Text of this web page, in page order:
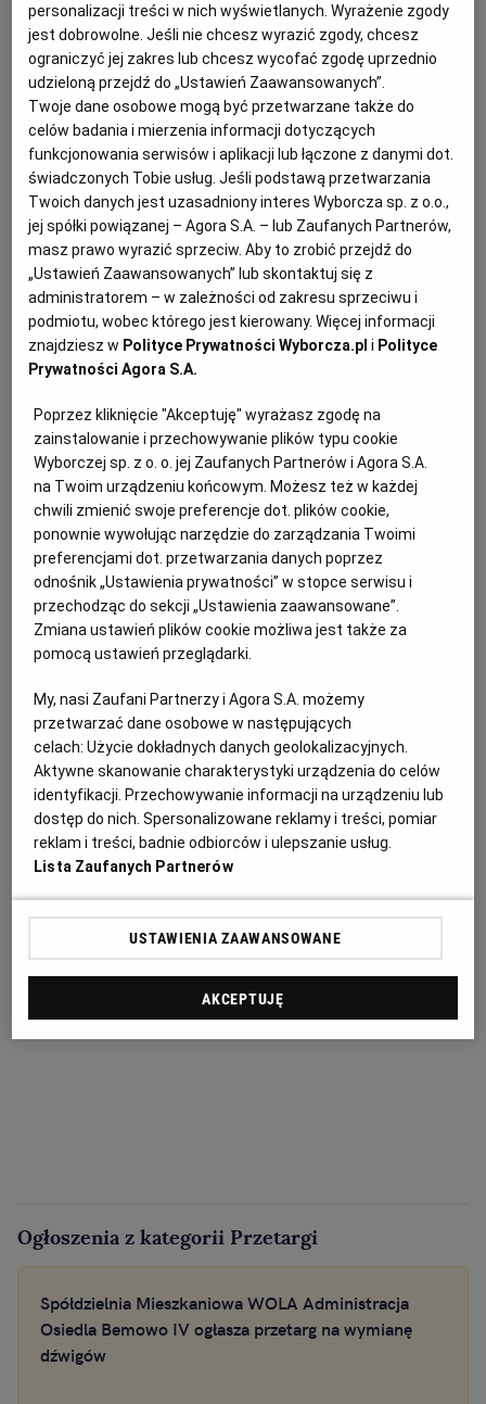
Z dniem 18 kwietnia 2019 roku wchodzi w życie
ustawa o elektronicznym fakturowaniu w
zamówieniach publicznych, koncesjach na roboty
budowlane lub usługi oraz partnerstwie publiczno –
prywatnym[1].
Wyżej wskazana ustawa wprowadza do polskiego
porządku prawnego przepisy dyrektywy
Parlamentu Europejskiego i Rady 2014/55/UE z
dnia 16 kwietnia 2014 r. w sprawie fakturowania
elektronicznego wzamówieniach publicznych.
Głównym celem dyrektywy jest usunięcie bądź
ograniczenie barier dla handlu transgranicznego,
wynikających ze współistnienia wielu wymogów
prawnych i norm technicznych dotyczących
fakturowania elektronicznego oraz braku ich
interoperacyjności. Cel ten ma zostać osiągnięty
przez zobowiązanie organów administracji
publicznej wszystkich szczebli do akceptowania
ustrukturyzowanych faktur w postaci elektronicznej
które są wystawiane przezwykonawców
z realizacją umów zawartych w sprawiezamówień
publicznychi koncesji.
Ogłoszenia z kategorii Przetargi
Spółdzielnia Mieszkaniowa WOLA Administracja
Osiedla Bemowo IV ogłasza przetarg na wymianę
dźwigów
personalizacji treści w nich wyświetlanych. Wyrażenie zgody
jest dobrowolne. Jeśli nie chcesz wyrazić zgody, chcesz
ograniczyć jej zakres lub chcesz wycofać zgodę uprzednio
udzieloną przejdź do „Ustawień Zaawansowanych”.
Twoje dane osobowe mogą być przetwarzane także do
celów badania i mierzenia informacji dotyczących
funkcjonowania serwisów i aplikacji lub łączone z danymi dot.
świadczonych Tobie usług. Jeśli podstawą przetwarzania
Twoich danych jest uzasadniony interes Wyborcza sp. z o.o.,
jej spółki powiązanej – Agora S.A. – lub Zaufanych Partnerów,
masz prawo wyrazić sprzeciw. Aby to zrobić przejdź do
„Ustawień Zaawansowanych” lub skontaktuj się z
administratorem – w zależności od zakresu sprzeciwu i
podmiotu, wobec którego jest kierowany. Więcej informacji
znajdziesz w Polityce Prywatności Wyborcza.pl i Polityce
Prywatności Agora S.A.
Poprzez kliknięcie "Akceptuję" wyrażasz zgodę na
zainstalowanie i przechowywanie plików typu cookie
Wyborczej sp. z o. o. jej Zaufanych Partnerów i Agora S.A.
na Twoim urządzeniu końcowym. Możesz też w każdej
chwili zmienić swoje preferencje dot. plików cookie,
ponownie wywołując narzędzie do zarządzania Twoimi
preferencjami dot. przetwarzania danych poprzez
odnośnik „Ustawienia prywatności” w stopce serwisu i
przechodząc do sekcji „Ustawienia zaawansowane”.
Zmiana ustawień plików cookie możliwa jest także za
pomocą ustawień przeglądarki.
My, nasi Zaufani Partnerzy i Agora S.A. możemy
przetwarzać dane osobowe w następujących
celach:Użycie dokładnych danych geolokalizacyjnych.
Aktywne skanowanie charakterystyki urządzenia do celów
identyfikacji. Przechowywanie informacji na urządzeniu lub
dostęp do nich. Spersonalizowane reklamy i treści, pomiar
reklam i treści, badnie odbiorców i ulepszanie usług.
Lista Zaufanych Partnerów
USTAWIENIA ZAAWANSOWANE
AKCEPTUJĘ